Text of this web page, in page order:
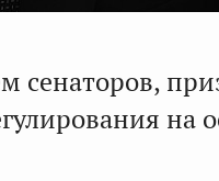
сенаторов,
на